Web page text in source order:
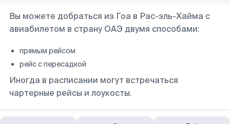
Вы можете добраться из Гоа в Рас-эль-Хайма с
авиабилетом в страну ОАЭ двумя способами:
прямым рейсом
рейс с пересадкой
Иногда в расписании могут встречаться
чартерные рейсы и лоукосты.